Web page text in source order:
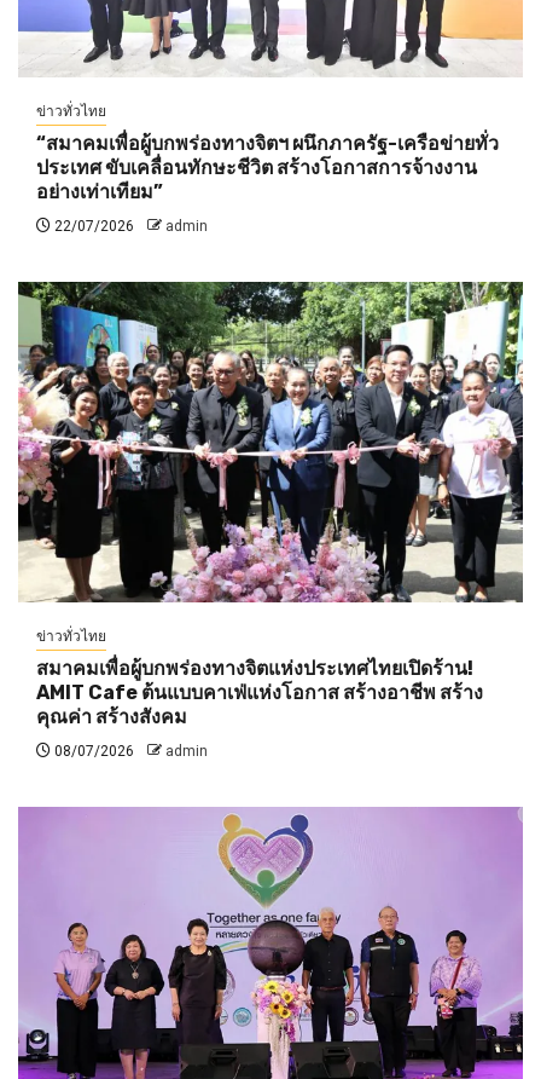
ข่าวทั่วไทย
“สมาคมเพื่อผู้บกพร่องทางจิตฯ ผนึกภาครัฐ-เครือข่ายทั่ว
ประเทศ ขับเคลื่อนทักษะชีวิต สร้างโอกาสการจ้างงาน
อย่างเท่าเทียม”
22/07/2026 admin
ข่าวทั่วไทย
สมาคมเพื่อผู้บกพร่องทางจิตแห่งประเทศไทยเปิดร้าน!
AMIT Cafe ต้นแบบคาเฟ่แห่งโอกาส สร้างอาชีพ สร้าง
คุณค่า สร้างสังคม
08/07/2026 admin